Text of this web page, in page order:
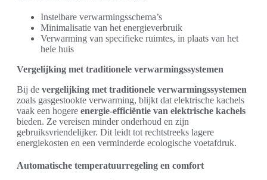
Instelbare verwarmingsschema’s
Minimalisatie van het energieverbruik
Verwarming van specifieke ruimtes, in plaats van het
hele huis
Vergelijking met traditionele verwarmingssystemen
Bij de vergelijking met traditionele verwarmingssystemen
zoals gasgestookte verwarming, blijkt dat elektrische kachels
vaak een hogere energie-efficiëntie van elektrische kachels
bieden. Ze vereisen minder onderhoud en zijn
gebruiksvriendelijker. Dit leidt tot rechtstreeks lagere
energiekosten en een verminderde ecologische voetafdruk.
Automatische temperatuurregeling en comfort